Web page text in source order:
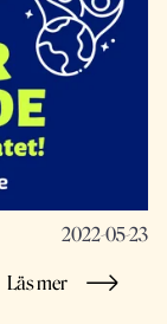
2022-05-23
Läs mer